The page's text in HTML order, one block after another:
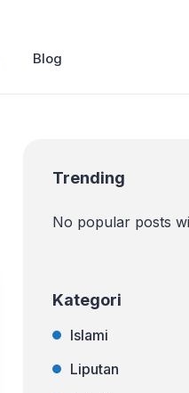
Blog
Trending
No popular posts
Kategori
Islami
Liputan